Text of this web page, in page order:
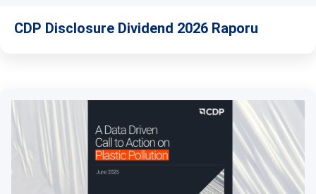
CDP Disclosure Dividend 2026 Raporu